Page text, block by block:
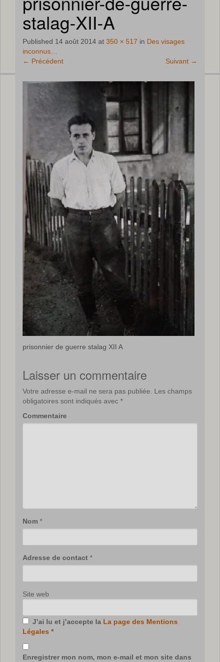
stalag-XII-A
Published 14 août 2014 at 350 × 517 in Des visages
inconnus…
← Précédent Suivant →
prisonnier de guerre stalag XII A
Laisser un commentaire
Votre adresse e-mail ne sera pas publiée.
Les champs
obligatoires sont indiqués avec *
Commentaire
Nom *
Adresse de contact *
Site web
J’ai lu et j’accepte la La page des Mentions
Légales *
Enregistrer mon nom, mon e-mail et mon site dans